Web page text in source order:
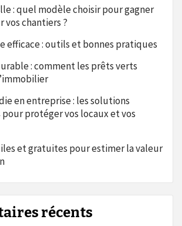
: quel modèle choisir pour gagner
vos chantiers ?
efficace : outils et bonnes pratiques
: comment les prêts verts
en entreprise : les solutions
protéger vos locaux et vos
et gratuites pour estimer la valeur
récents